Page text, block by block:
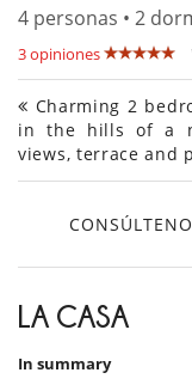
4 personas • 2
3 opiniones
Charming 2
in the hills of a
views, terrace and
LA CASA
In summary